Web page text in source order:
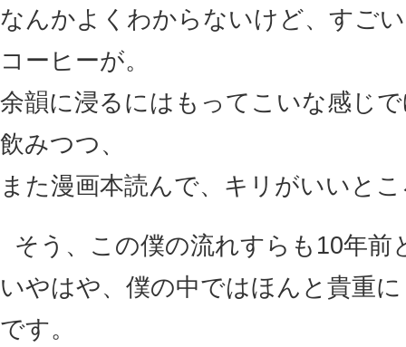
なんかよくわからないけど、すご
コーヒーが。
余韻に浸るにはもってこいな感じ
飲みつつ、
また漫画本読んで、キリがいいと
そう、この僕の流れすらも10年前
いやはや、僕の中ではほんと貴重
です。